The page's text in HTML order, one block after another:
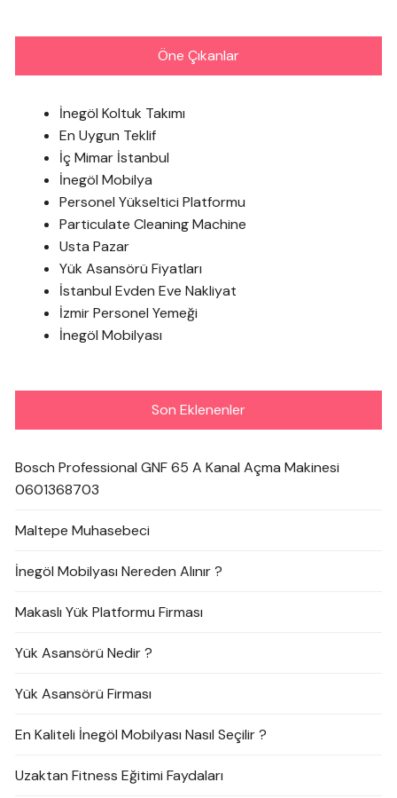
Öne Çıkanlar
İnegöl Koltuk Takımı
En Uygun Teklif
İç Mimar İstanbul
İnegöl Mobilya
Personel Yükseltici Platformu
Particulate Cleaning Machine
Usta Pazar
Yük Asansörü Fiyatları
İstanbul Evden Eve Nakliyat
İzmir Personel Yemeği
İnegöl Mobilyası
Son Eklenenler
Bosch Professional GNF 65 A Kanal Açma Makinesi
0601368703
Maltepe Muhasebeci
İnegöl Mobilyası Nereden Alınır ?
Makaslı Yük Platformu Firması
Yük Asansörü Nedir ?
Yük Asansörü Firması
En Kaliteli İnegöl Mobilyası Nasıl Seçilir ?
Uzaktan Fitness Eğitimi Faydaları